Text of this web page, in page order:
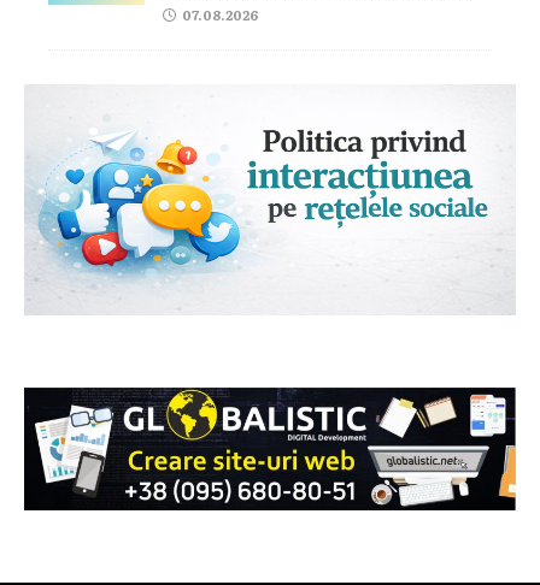
07.08.2026